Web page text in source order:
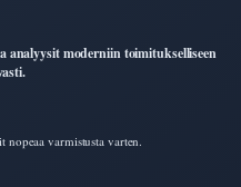
analyysit moderniin toimitukselliseen
nopeaa varmistusta varten.